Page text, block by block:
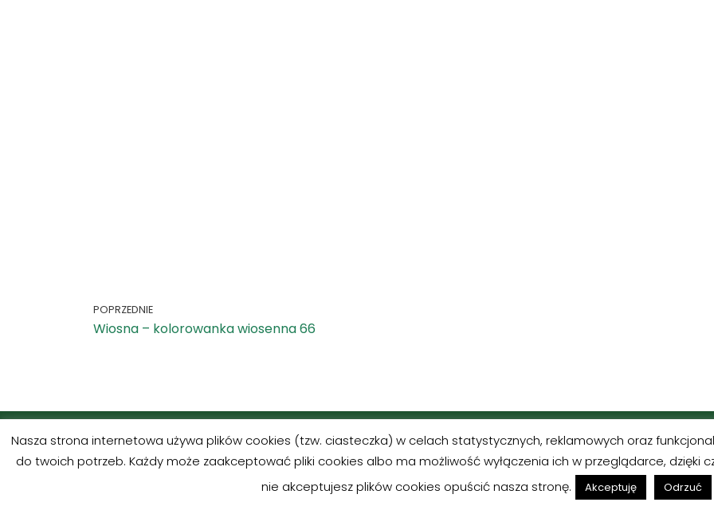
POPRZEDNIE
Wiosna – kolorowanka wiosenna 66
MORINDIA
Neve | Powered by
Czytaj Dzieciom | Kolorowanki
Nasza strona internetowa używa plików cookies (tzw. ciasteczka) w celach statystycznych, reklamowych oraz
do twoich potrzeb. Każdy może zaakceptować pliki cookies albo ma możliwość wyłączenia ich w przeglądarce, dzięki
nie akceptujesz plików cookies opuścić nasza stronę.
Akceptuję Odrzuć